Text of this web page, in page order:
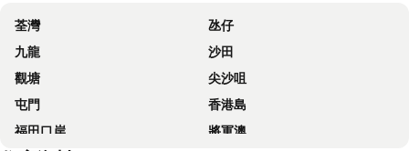
荃灣
氹仔
九龍
沙田
觀塘
尖沙咀
屯門
香港島
福田口岸
將軍澳